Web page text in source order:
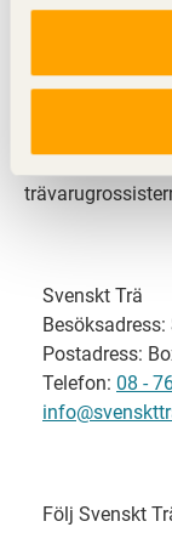
Svenskt Trä
och är en del av
svensk limträ-,
Svenskt Trä
Postadress:
Telefon: 08 -
Följ Svenskt